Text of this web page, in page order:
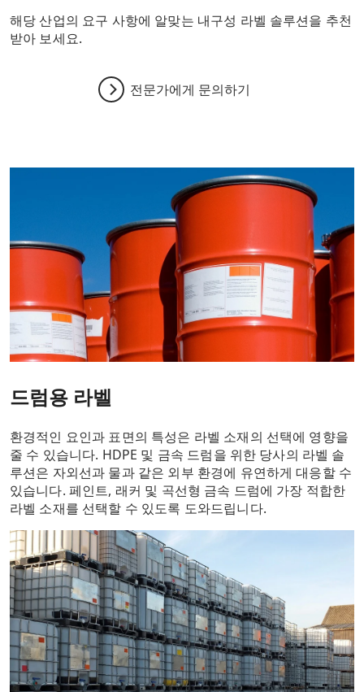
해당 산업의 요구 사항에 알맞는 내구성 라벨 솔루션을 추천
받아 보세요.
전문가에게 문의하기
드럼용 라벨
환경적인 요인과 표면의 특성은 라벨 소재의 선택에 영향을
줄 수 있습니다. HDPE 및 금속 드럼을 위한 당사의 라벨 솔
루션은 자외선과 물과 같은 외부 환경에 유연하게 대응할 수
있습니다. 페인트, 래커 및 곡선형 금속 드럼에 가장 적합한
라벨 소재를 선택할 수 있도록 도와드립니다.